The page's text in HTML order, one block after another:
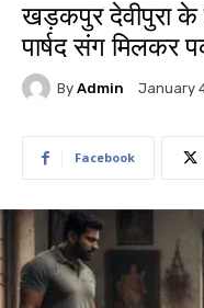
खड़कपुर देवीपुरा के
पार्षद संग मिलकर
By Admin January
Facebook